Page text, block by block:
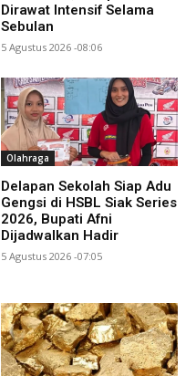
Dirawat Intensif Selama
Sebulan
5 Agustus 2026 -08:06
Olahraga
Delapan Sekolah Siap Adu
Gengsi di HSBL Siak Series
2026, Bupati Afni
Dijadwalkan Hadir
5 Agustus 2026 -07:05